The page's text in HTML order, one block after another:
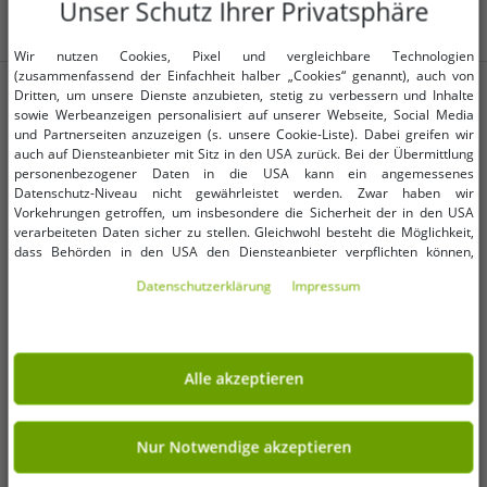
WEITERE REDUZIERTE ARTIKEL
-80% -80%
Unser Schutz Ihrer Privatsphäre
Wir nutzen Cookies, Pixel und vergleichbare Technologien
(zusammenfassend der Einfachheit halber „Cookies“ genannt), auch von
Dritten, um unsere Dienste anzubieten, stetig zu verbessern und Inhalte
sowie Werbeanzeigen personalisiert auf unserer Webseite, Social Media
und Partnerseiten anzuzeigen (s. unsere Cookie-Liste). Dabei greifen wir
auch auf Diensteanbieter mit Sitz in den USA zurück. Bei der Übermittlung
personenbezogener Daten in die USA kann ein angemessenes
Datenschutz-Niveau nicht gewährleistet werden. Zwar haben wir
Vorkehrungen getroffen, um insbesondere die Sicherheit der in den USA
verarbeiteten Daten sicher zu stellen. Gleichwohl besteht die Möglichkeit,
dass Behörden in den USA den Diensteanbieter verpflichten können,
im Einzelfall auf Basis entsprechender US-Gesetzgebung, ein wirksamer
Zugriff informiert wirst. Mit Deiner Einwilligung gem. Art. 49 Abs. 1 lit. a
DSGVO erklärst Du Dich in die Übermittlung in die USA für einverstanden
(s.a. unsere Datenschutzerklärung). Du hast die Wahl, ob nur notwendige
Cookies verwendet werden sollen oder ob Du darüber hinaus weitere
Cookies akzeptieren möchtest. Standardmäßig sind nur notwendige Dienste
aktiv, was Du unter „Nur Notwendige akzeptieren verwenden“ bestätigen
kannst. Du kannst Deine Einwilligung entweder für „Alle akzeptieren“
Daten­schutz­erklärung Impressum
Alle akzeptieren
Nur Notwendige akzeptieren